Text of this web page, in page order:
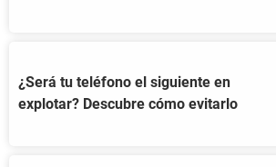
¿Será tu teléfono el siguiente en
explotar? Descubre cómo evitarlo